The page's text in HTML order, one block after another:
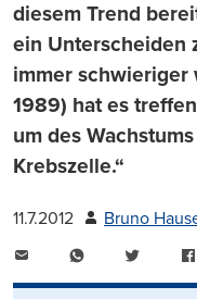
diesem Trend
ein Unterscheiden
immer schwieriger
1989) hat es
um des
Krebszelle.“
11.7.2012 Bruno
WhatsAppTwitter